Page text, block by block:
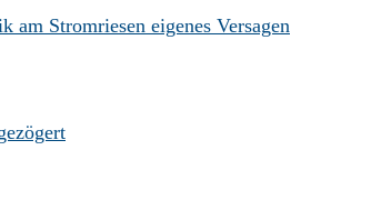
am Stromriesen eigenes Versagen